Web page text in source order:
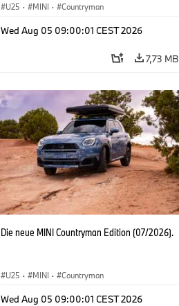
U25 · MINI · Countryman
Wed Aug 05 09:00:01 CEST 2026
7,73 MB
Die neue MINI Countryman Edition (07/2026).
U25 · MINI · Countryman
Wed Aug 05 09:00:01 CEST 2026